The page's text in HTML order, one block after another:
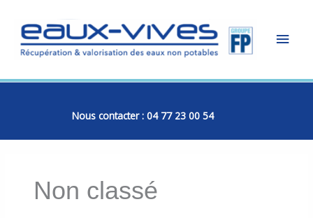
contenu
Nous contacter : 04 77 23 00 54
Non classé